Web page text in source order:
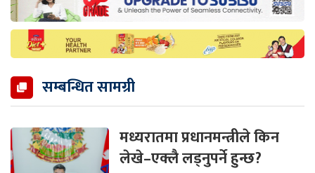
सम्बन्धित सामग्री
मध्यरातमा प्रधानमन्त्रीले किन
लेखे–एक्लै लड्नुपर्ने हुन्छ?